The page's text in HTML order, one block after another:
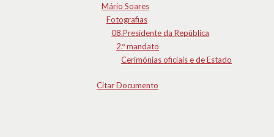
Mário Soares
Fotografias
08.Presidente da República
2.º mandato
Cerimónias oficiais e de Estado
Citar Documento